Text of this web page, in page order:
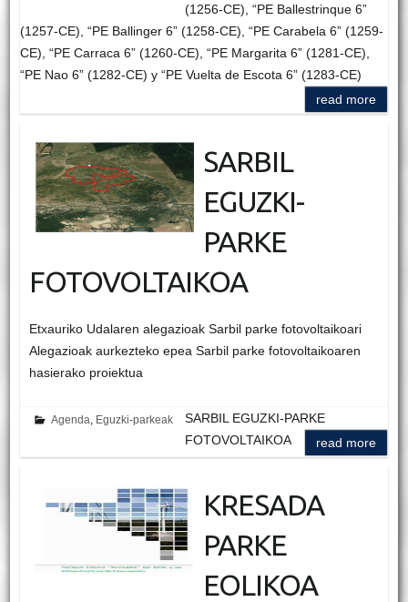
(1256-CE), “PE Ballestrinque 6”
(1257-CE), “PE Ballinger 6” (1258-CE), “PE Carabela 6” (1259-
CE), “PE Carraca 6” (1260-CE), “PE Margarita 6” (1281-CE),
“PE Nao 6” (1282-CE) y “PE Vuelta de Escota 6” (1283-CE)
read more
SARBIL
EGUZKI-
PARKE
FOTOVOLTAIKOA
Etxauriko Udalaren alegazioak Sarbil parke fotovoltaikoari
Alegazioak aurkezteko epea Sarbil parke fotovoltaikoaren
hasierako proiektua
Agenda, Eguzki-parkeak
SARBIL EGUZKI-PARKE
FOTOVOLTAIKOA
read more
KRESADA
PARKE
EOLIKOA